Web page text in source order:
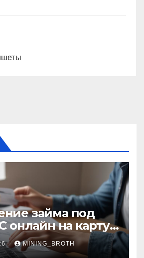
займа под
онлайн на карту
в офис: порядок,
и документы
MINING_BROTH